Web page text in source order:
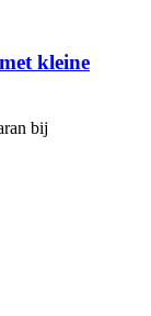
kleine
bij